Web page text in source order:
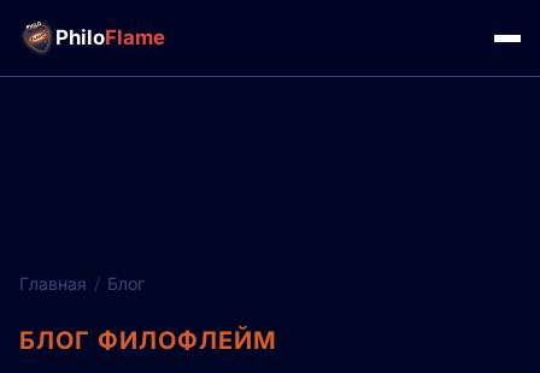
PhiloFlame
Главная / Блог
БЛОГ ФИЛОФЛЕЙМ